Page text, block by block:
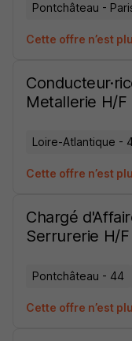
Pontchâteau -
Cette offre n’est
Metallerie H/F
Loire-Atlantique -
Cette offre n’est
Chargé
Serrurerie H/F
Pontchâteau - 44
Cette offre n’est